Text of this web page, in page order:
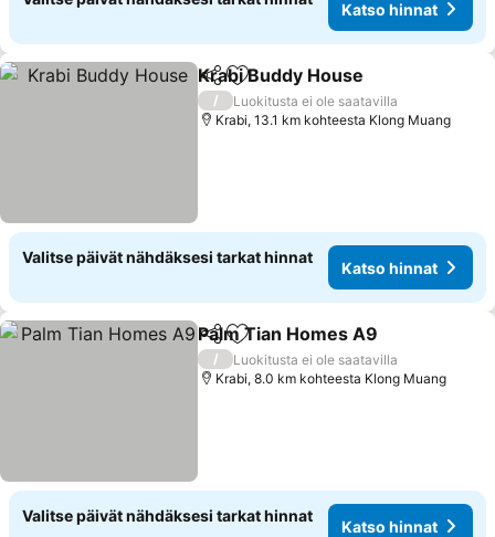
Katso hinnat
Jaa Lisää suosikkeihin
Krabi Buddy House
/
Luokitusta ei ole saatavilla
Krabi, 13.1 km kohteesta Klong Muang
Valitse päivät nähdäksesi tarkat hinnat
Katso hinnat
Jaa Lisää suosikkeihin
Palm Tian Homes A9
/
Luokitusta ei ole saatavilla
Krabi, 8.0 km kohteesta Klong Muang
Valitse päivät nähdäksesi tarkat hinnat
Katso hinnat